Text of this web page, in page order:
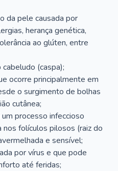
da pele causada por
herança genética,
ao glúten, entre
(caspa);
ocorre principalmente em
o surgimento de bolhas
cutânea;
processo infeccioso
nos folículos pilosos (raiz do
e sensível;
por vírus e que pode
até feridas;